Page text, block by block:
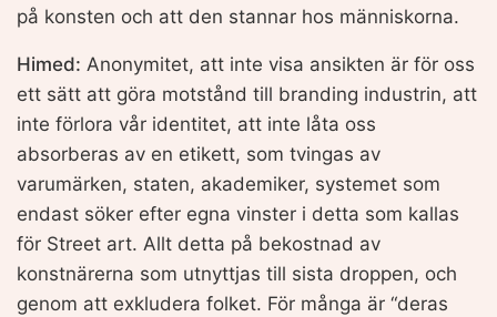
på konsten och att den stannar hos människorna.
Himed: Anonymitet, att inte visa ansikten är för oss
ett sätt att göra motstånd till branding industrin, att
inte förlora vår identitet, att inte låta oss
absorberas av en etikett, som tvingas av
varumärken, staten, akademiker, systemet som
endast söker efter egna vinster i detta som kallas
för Street art. Allt detta på bekostnad av
konstnärerna som utnyttjas till sista droppen, och
genom att exkludera folket. För många är “deras